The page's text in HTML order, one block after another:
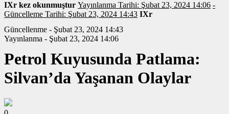
IXr kez okunmuştur Yayınlanma Tarihi: Şubat 23, 2024 14:06 -
Güncelleme Tarihi: Şubat 23, 2024 14:43 IXr
Güncellenme - Şubat 23, 2024 14:43
Yayınlanma - Şubat 23, 2024 14:06
Petrol Kuyusunda Patlama:
Silvan’da Yaşanan Olaylar